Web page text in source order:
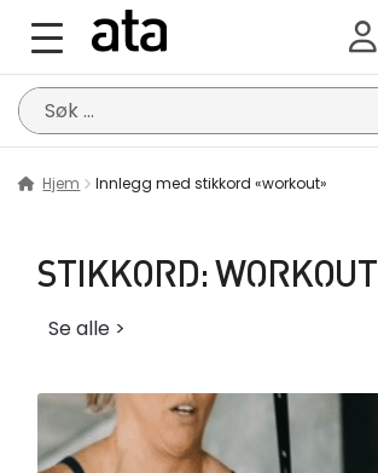
Søk
etter:
Hjem Innlegg med stikkord «workout»
STIKKORD:WORKOUT
Se alle >